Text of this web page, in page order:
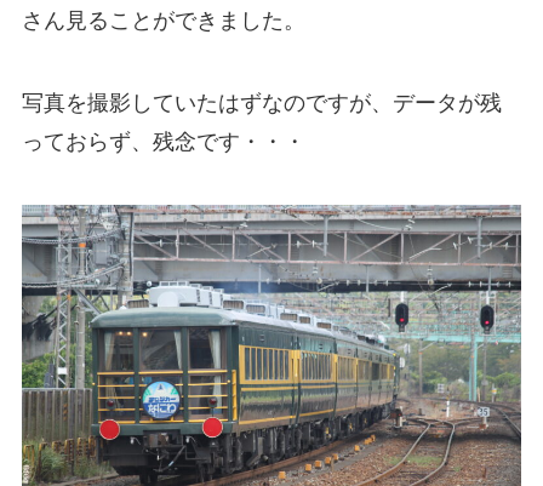
さん見ることができました。
写真を撮影していたはずなのですが、データが残
っておらず、残念です・・・